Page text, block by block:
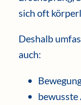
sich oft
Deshalb
auch: